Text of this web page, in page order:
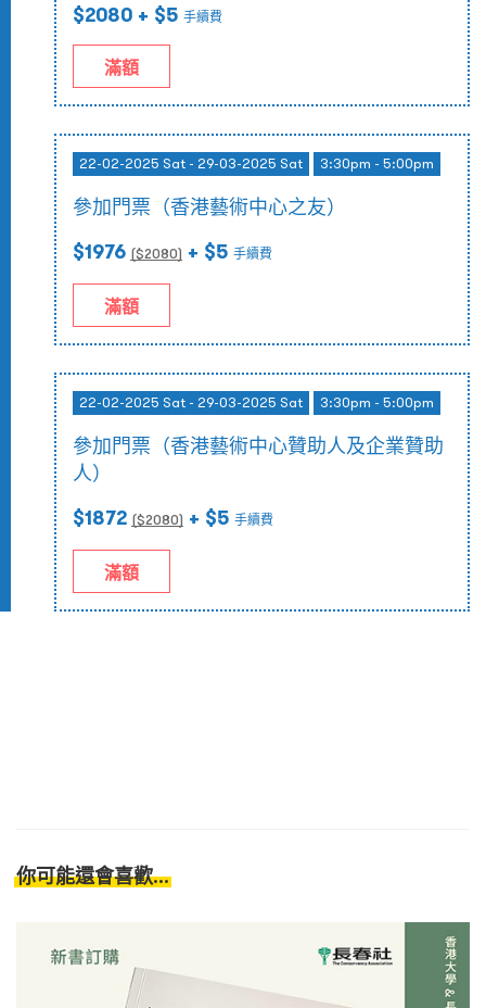
$2080 + $5 手續費
滿額
22-02-2025 Sat - 29-03-2025 Sat 3:30pm - 5:00pm
參加門票（香港藝術中心之友）
$1976 ($2080) + $5 手續費
滿額
22-02-2025 Sat - 29-03-2025 Sat 3:30pm - 5:00pm
參加門票（香港藝術中心贊助人及企業贊助
人）
$1872 ($2080) + $5 手續費
滿額
你可能還會喜歡...